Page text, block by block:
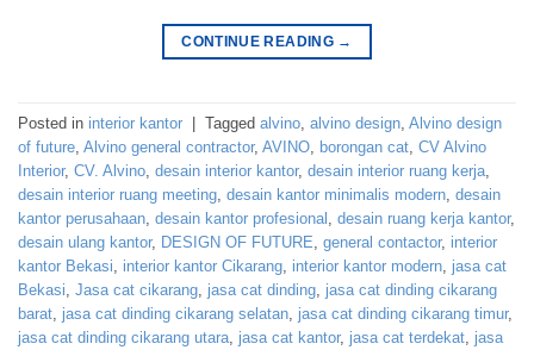
CONTINUE READING →
Posted in interior kantor | Tagged alvino alvino design Alvino design
of future Alvino general contractor, AVINO borongan cat CV Alvino
Interior, CV. Alvino desain interior kantor, desain interior ruang kerja
desain interior ruang meeting desain kantor minimalis modern desain
kantor perusahaan desain kantor profesional desain ruang kerja kantor,
desain ulang kantor, DESIGN OF FUTURE general contactor, interior
kantor Bekasi
interior kantor Cikarang interior kantor modern jasa cat
Bekasi Jasa cat cikarang jasa cat dinding jasa cat dinding cikarang
barat jasa cat dinding cikarang selatan jasa cat dinding cikarang timur,
jasa cat dinding cikarang utara jasa cat kantor, jasa cat terdekat jasa